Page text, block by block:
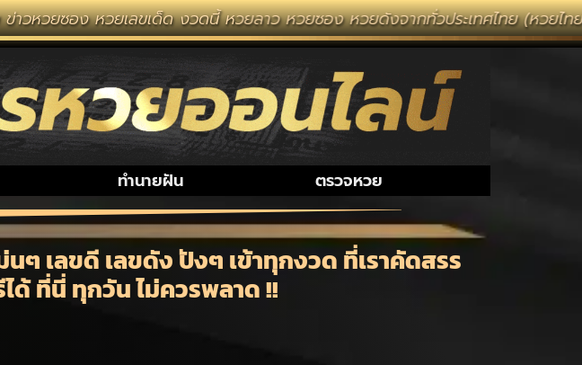
ยเลขเด็ด งวดนี้ หวยลาว หวยซอง หวยดังจากทั่วประเทศไทย (หวยไทยรัฐ หวยแม่จำ
ทำนายฝัน ตรวจหวย
ๆ เลขดี เลขดัง ปังๆ เข้าทุกงวด ที่เราคัดสรร
ด้ ที่นี่ ทุกวัน ไม่ควรพลาด !!